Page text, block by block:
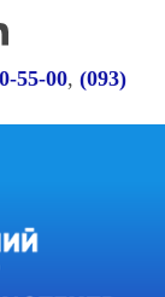
55-00, (093)